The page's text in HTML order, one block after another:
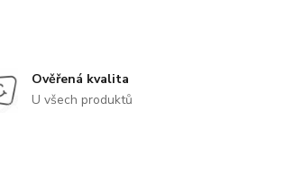
Ověřená kvalita
U všech produktů